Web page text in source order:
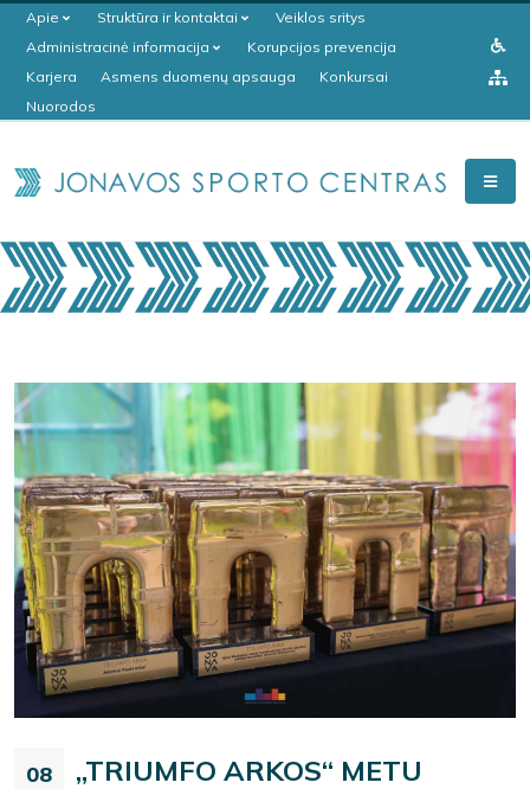
Apie Struktūra ir kontaktai
Veiklos sritys
Administracinė informacija
Korupcijos prevencija
Karjera
Asmens duomenų apsauga
Konkursai
Nuorodos
08
„TRIUMFO ARKOS“ METU